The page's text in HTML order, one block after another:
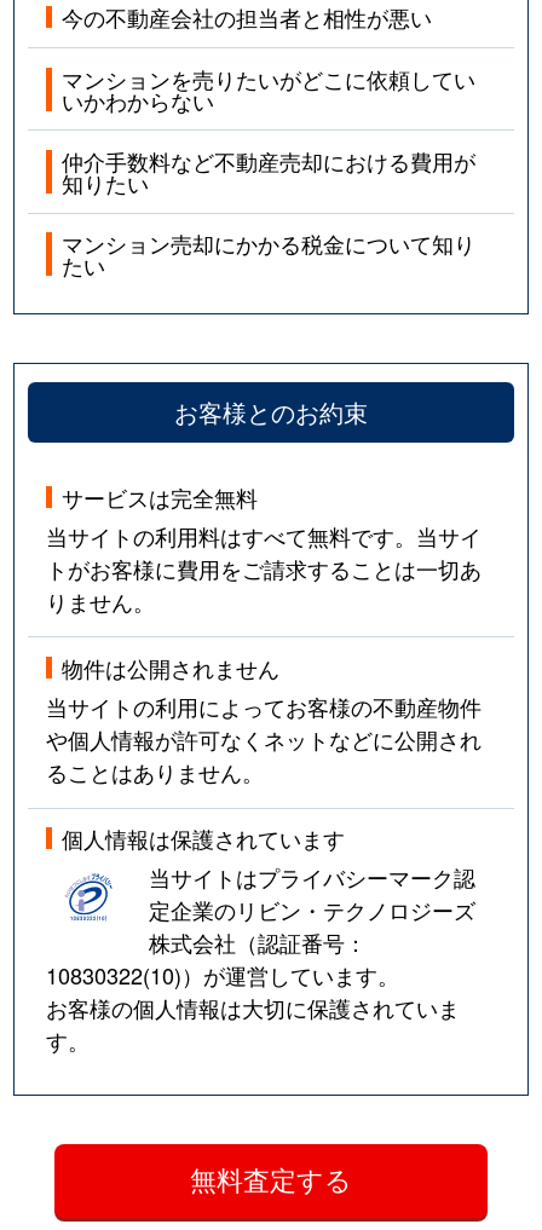
今の不動産会社の担当者と相性が悪い
マンションを売りたいがどこに依頼してい
いかわからない
仲介手数料など不動産売却における費用が
知りたい
マンション売却にかかる税金について知り
たい
お客様とのお約束
サービスは完全無料
当サイトの利用料はすべて無料です。当サイ
トがお客様に費用をご請求することは一切あ
りません。
物件は公開されません
当サイトの利用によってお客様の不動産物件
や個人情報が許可なくネットなどに公開され
ることはありません。
個人情報は保護されています
当サイトはプライバシーマーク認
定企業のリビン・テクノロジーズ
株式会社（認証番号：
10830322(10)）が運営しています。
お客様の個人情報は大切に保護されていま
す。